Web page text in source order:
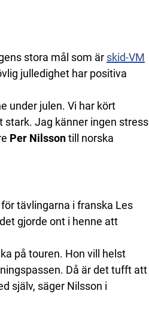
stora mål som är skid-VM
julledighet har positiva
under julen. Vi har kört
stark. Jag känner ingen stress
Per Nilssontill norska
tävlingarna i franska Les
gjorde ont i henne att
på touren. Hon vill helst
Då är det tufft att
själv, säger Nilsson i